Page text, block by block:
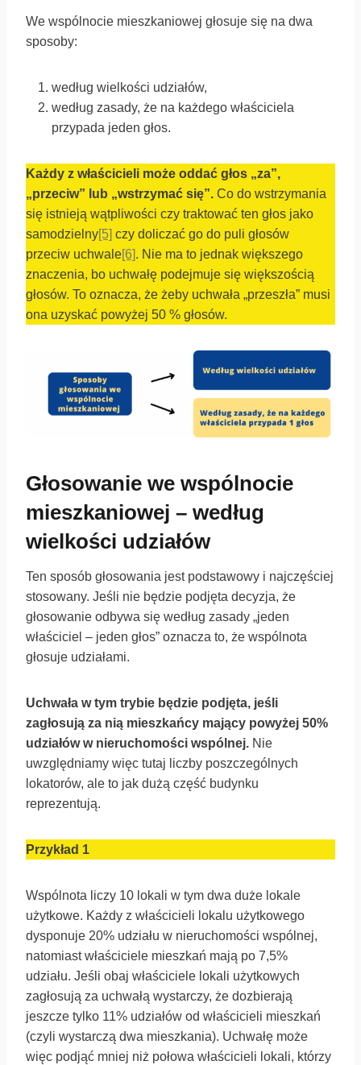
We wspólnocie mieszkaniowej głosuje się na dwa
sposoby:
według wielkości udziałów,
według zasady, że na każdego właściciela
przypada jeden głos.
Każdy z właścicieli może oddać głos „za”,
„przeciw” lub „wstrzymać się”. Co do wstrzymania
się istnieją wątpliwości czy traktować ten głos jako
samodzielny[5] czy doliczać go do puli głosów
przeciw uchwale[6]. Nie ma to jednak większego
znaczenia, bo uchwałę podejmuje się większością
głosów. To oznacza, że żeby uchwała „przeszła” musi
ona uzyskać powyżej 50 % głosów.
Głosowanie we wspólnocie
mieszkaniowej – według
wielkości udziałów
Ten sposób głosowania jest podstawowy i najczęściej
stosowany. Jeśli nie będzie podjęta decyzja, że
głosowanie odbywa się według zasady „jeden
właściciel – jeden głos” oznacza to, że wspólnota
głosuje udziałami.
Uchwała w tym trybie będzie podjęta, jeśli
zagłosują za nią mieszkańcy mający powyżej 50%
udziałów w nieruchomości wspólnej. Nie
uwzględniamy więc tutaj liczby poszczególnych
lokatorów, ale to jak dużą część budynku
reprezentują.
Przykład 1
Wspólnota liczy 10 lokali w tym dwa duże lokale
użytkowe. Każdy z właścicieli lokalu użytkowego
dysponuje 20% udziału w nieruchomości wspólnej,
natomiast właściciele mieszkań mają po 7,5%
udziału. Jeśli obaj właściciele lokali użytkowych
zagłosują za uchwałą wystarczy, że dozbierają
jeszcze tylko 11% udziałów od właścicieli mieszkań
(czyli wystarczą dwa mieszkania). Uchwałę może
więc podjąć mniej niż połowa właścicieli lokali, którzy